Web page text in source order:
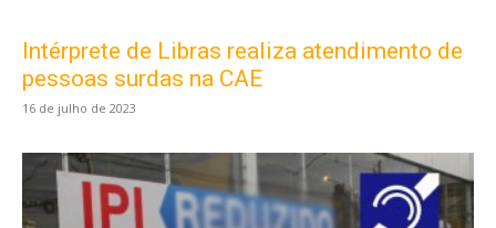
Intérprete de Libras realiza atendimento de
pessoas surdas na CAE
16 de julho de 2023